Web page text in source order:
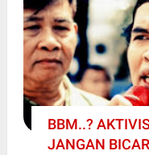
BBM..?
JANGAN